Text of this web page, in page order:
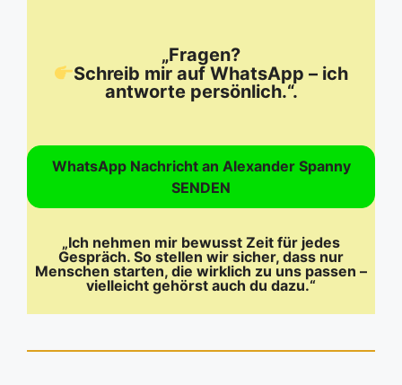
„Fragen?
Schreib mir auf WhatsApp – ich
antworte persönlich.“.
WhatsApp Nachricht an Alexander Spanny
SENDEN
„Ich nehmen mir bewusst Zeit für jedes
Gespräch. So stellen wir sicher, dass nur
Menschen starten, die wirklich zu uns passen –
vielleicht gehörst auch du dazu.“